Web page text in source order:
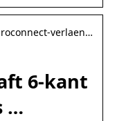
verlaen…
6-kant
…